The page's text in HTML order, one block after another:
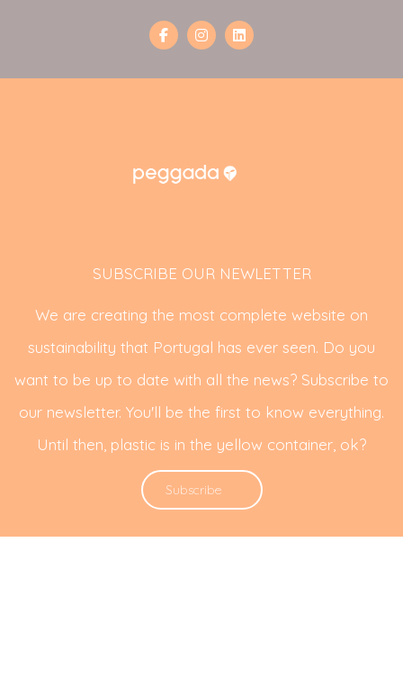
SUBSCRIBE OUR NEWLETTER
We are creating the most complete website on
sustainability that Portugal has ever seen. Do you
want to be up to date with all the news? Subscribe to
our newsletter. You'll be the first to know everything.
Until then, plastic is in the yellow container, ok?
Subscribe